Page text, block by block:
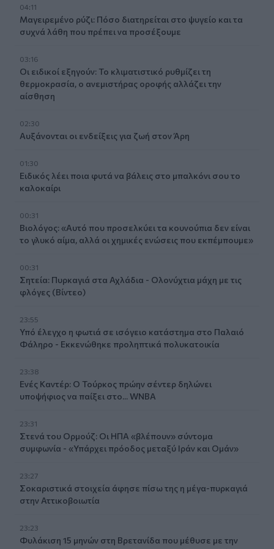
04:11
Μαγειρεμένο ρύζι: Πόσο διατηρείται στο ψυγείο και τα
συχνά λάθη που πρέπει να προσέξουμε
03:16
Οι ειδικοί εξηγούν: Το κλιματιστικό ρυθμίζει τη
θερμοκρασία, ο ανεμιστήρας οροφής αλλάζει την
αίσθηση
02:30
Αυξάνονται οι ενδείξεις για ζωή στον Άρη
01:30
Ειδικός λέει ποια φυτά να βάλεις στο μπαλκόνι σου το
καλοκαίρι
00:31
Βιολόγος: «Αυτό που προσελκύει τα κουνούπια δεν είναι
το γλυκό αίμα, αλλά οι χημικές ενώσεις που εκπέμπουμε»
00:31
Σητεία: Πυρκαγιά στα Αχλάδια - Ολονύχτια μάχη με τις
φλόγες (Βίντεο)
23:55
Υπό έλεγχο η φωτιά σε ισόγειο κατάστημα στο Παλαιό
Φάληρο - Εκκενώθηκε προληπτικά πολυκατοικία
23:38
Ενές Καντέρ: Ο Τούρκος πρώην σέντερ δηλώνει
υποψήφιος να παίξει στο... WNBA
23:31
Στενά του Ορμούζ: Οι ΗΠΑ «βλέπουν» σύντομα
συμφωνία - «Υπάρχει πρόοδος μεταξύ Ιράν και Ομάν»
23:27
Σοκαριστικά στοιχεία άφησε πίσω της η μέγα-πυρκαγιά
στην Αττικοβοιωτία
23:23
Φυλάκιση 15 μηνών στη Βρετανίδα που μέθυσε με την